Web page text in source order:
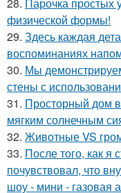
28. Парочка простых
физической формы!
29. Здесь каждая
воспоминаниях
30. Мы
стены с
31. Просторный дом
мягким солнечным
32. Животные VS
33. После того, как я
почувствовал, что
шоу - мини - газовая